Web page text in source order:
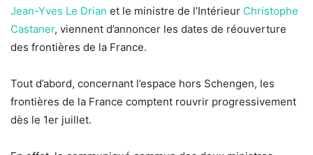
Jean-Yves Le Drian et le ministre de l’Intérieur Christophe
Castaner, viennent d’annoncer les dates de réouverture
des frontières de la France.
Tout d’abord, concernant l’espace hors Schengen, les
frontières de la France comptent rouvrir progressivement
dès le 1er juillet.